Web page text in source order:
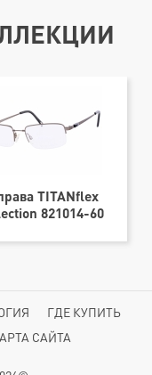
TITANflex
821014-60
ГДЕ КУПИТЬ
САЙТА